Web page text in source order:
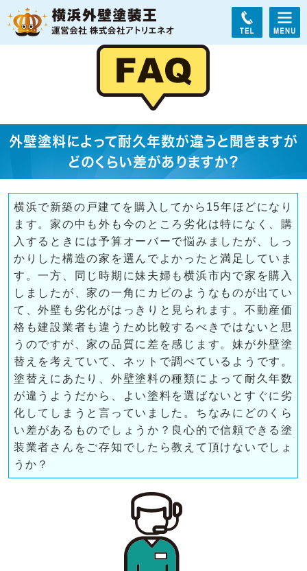
外壁塗料によって耐久年数が違うと聞きますが
どのくらい差がありますか？
横浜で新築の戸建てを購入してから15年ほどになり
ます。家の中も外も今のところ劣化は特になく、購
入するときには予算オーバーで悩みましたが、しっ
かりした構造の家を選んでよかったと満足していま
す。一方、同じ時期に妹夫婦も横浜市内で家を購入
しましたが、家の一角にカビのようなものが出てい
て、外壁も劣化がはっきりと見られます。不動産価
格も建設業者も違うため比較するべきではないと思
うのですが、家の品質に差を感じます。妹が外壁塗
替えを考えていて、ネットで調べているようです。
塗替えにあたり、外壁塗料の種類によって耐久年数
が違うようだから、よい塗料を選ばないとすぐに劣
化してしまうと言っていました。ちなみにどのくら
い差があるものでしょうか？良心的で信頼できる塗
装業者さんをご存知でしたら教えて頂けないでしょ
うか？